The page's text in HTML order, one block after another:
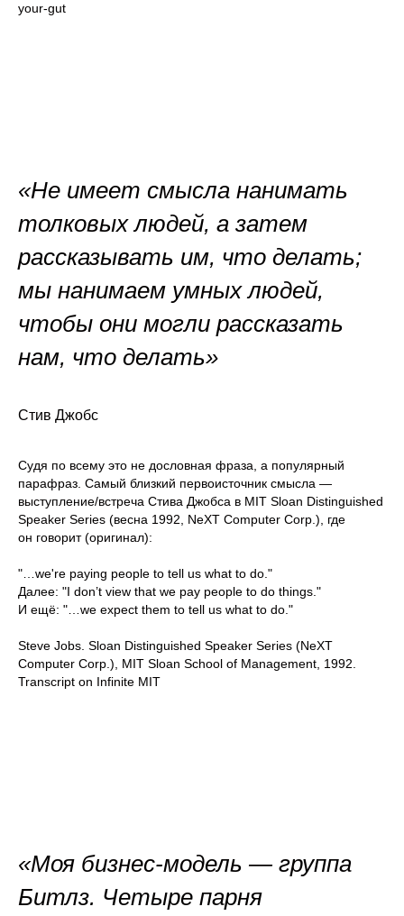
your-gut
«Не имеет смысла нанимать
толковых людей, а затем
рассказывать им, что делать;
мы нанимаем умных людей,
чтобы они могли рассказать
нам, что делать»
Стив Джобс
Судя по всему это не дословная фраза, а популярный
парафраз. Самый близкий первоисточник смысла —
выступление/встреча Стива Джобса в MIT Sloan Distinguished
Speaker Series (весна 1992, NeXT Computer Corp.), где
он говорит (оригинал):
"…we're paying people to tell us what to do."
Далее: "I don’t view that we pay people to do things."
И ещё: "…we expect them to tell us what to do."
Steve Jobs. Sloan Distinguished Speaker Series (NeXT
Computer Corp.), MIT Sloan School of Management, 1992.
Transcript on Infinite MIT
«Моя бизнес-модель — группа
Битлз. Четыре парня